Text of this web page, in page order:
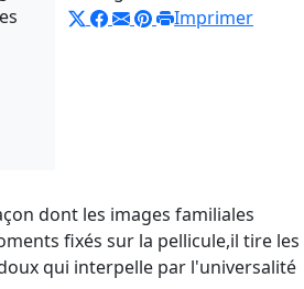
Imprimer
dont les images familiales
fixés sur la pellicule,il tire les
qui interpellepar l'universalité